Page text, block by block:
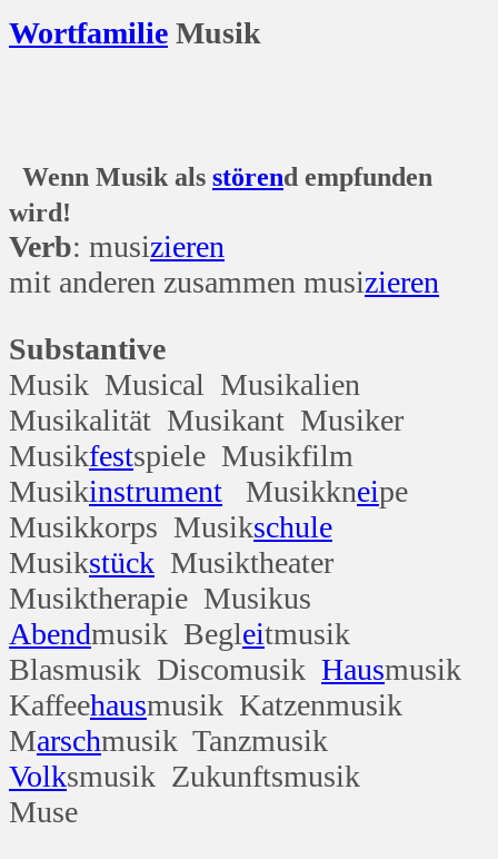
Wortfamilie Musik
Wenn Musik als störend empfunden
wird!
Verb: musizieren
mit anderen zusammen musizieren
Substantive
Musik Musical Musikalien
Musikalität Musikant Musiker
Musikfestspiele Musikfilm
Musikinstrument Musikkneipe
Musikkorps Musikschule
Musikstück Musiktheater
Musiktherapie Musikus
Abendmusik Begleitmusik
Blasmusik Discomusik Hausmusik
Kaffeehausmusik Katzenmusik
Marschmusik Tanzmusik
Volksmusik Zukunftsmusik
Muse